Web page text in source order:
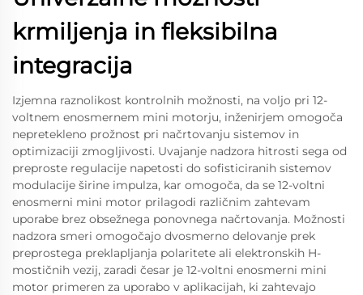
krmiljenja in fleksibilna
integracija
Izjemna raznolikost kontrolnih možnosti, na voljo pri 12-
voltnem enosmernem mini motorju, inženirjem omogoča
nepretekleno prožnost pri načrtovanju sistemov in
optimizaciji zmogljivosti. Uvajanje nadzora hitrosti sega od
preproste regulacije napetosti do sofisticiranih sistemov
modulacije širine impulza, kar omogoča, da se 12-voltni
enosmerni mini motor prilagodi različnim zahtevam
uporabe brez obsežnega ponovnega načrtovanja. Možnosti
nadzora smeri omogočajo dvosmerno delovanje prek
preprostega preklapljanja polaritete ali elektronskih H-
mostičnih vezij, zaradi česar je 12-voltni enosmerni mini
motor primeren za uporabo v aplikacijah, ki zahtevajo